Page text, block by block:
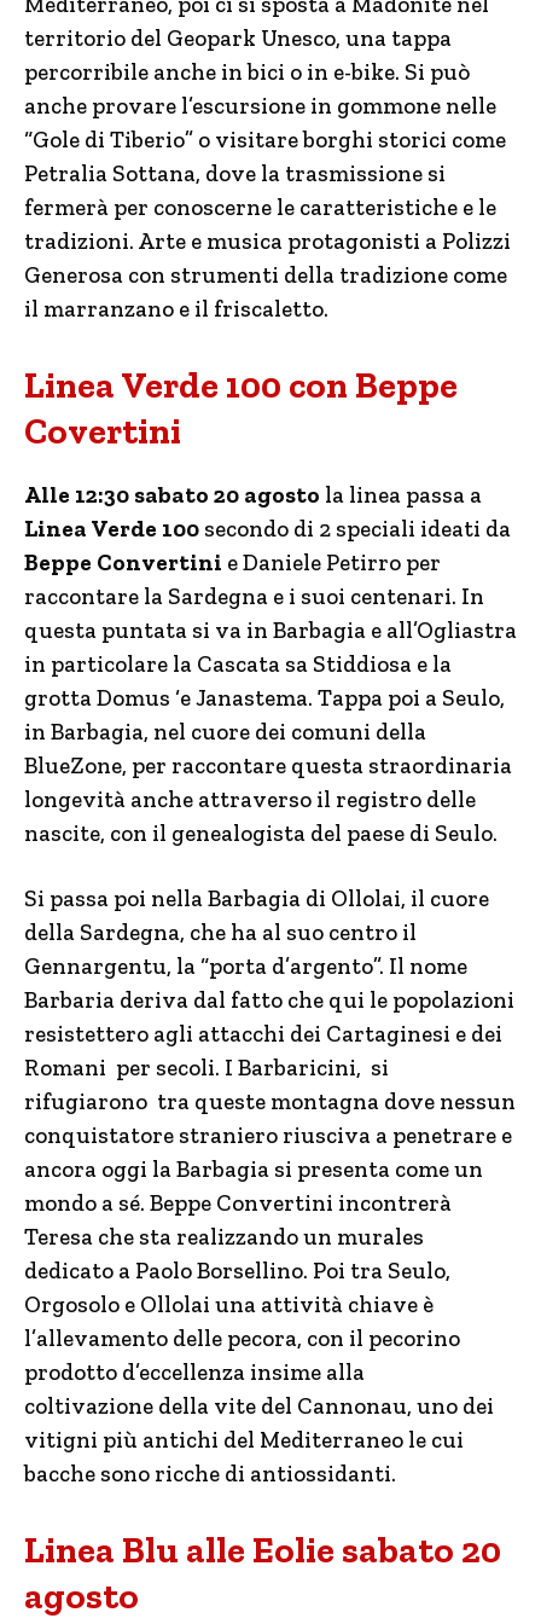
territorio del Geopark Unesco, una tappa
percorribile anche in bici o in e-bike. Si può
anche provare l’escursione in gommone nelle
“Gole di Tiberio” o visitare borghi storici come
Petralia Sottana, dove la trasmissione si
fermerà per conoscerne le caratteristiche e le
tradizioni. Arte e musica protagonisti a Polizzi
Generosa con strumenti della tradizione come
il marranzano e il friscaletto.
Linea Verde 100 con Beppe
Covertini
Alle 12:30 sabato 20 agosto la linea passa a
Linea Verde 100 secondo di 2 speciali ideati da
Beppe Convertini e Daniele Petirro per
raccontare la Sardegna e i suoi centenari. In
questa puntata si va in Barbagia e all’Ogliastra
in particolare la Cascata sa Stiddiosa e la
grotta Domus ‘e Janastema. Tappa poi a Seulo,
in Barbagia, nel cuore dei comuni della
BlueZone, per raccontare questa straordinaria
longevità anche attraverso il registro delle
nascite, con il genealogista del paese di Seulo.
Si passa poi nella Barbagia di Ollolai, il cuore
della Sardegna, che ha al suo centro il
Gennargentu, la “porta d’argento”. Il nome
Barbaria deriva dal fatto che qui le popolazioni
resistettero agli attacchi dei Cartaginesi e dei
Romani per secoli. I Barbaricini, si
rifugiarono tra queste montagna dove nessun
conquistatore straniero riusciva a penetrare e
ancora oggi la Barbagia si presenta come un
mondo a sé. Beppe Convertini incontrerà
Teresa che sta realizzando un murales
dedicato a Paolo Borsellino. Poi tra Seulo,
Orgosolo e Ollolai una attività chiave è
l’allevamento delle pecora, con il pecorino
prodotto d’eccellenza insime alla
coltivazione della vite del Cannonau, uno dei
vitigni più antichi del Mediterraneo le cui
bacche sono ricche di antiossidanti.
Linea Blu alle Eolie sabato 20
agosto